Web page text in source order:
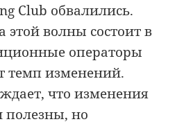
Club обвалились.
этой волны состоит в
операторы
темп изменений.
что изменения
но